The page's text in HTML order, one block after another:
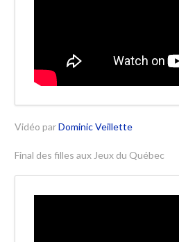
Vidéo parDominic Veillette
Final des filles aux Jeux du Québec